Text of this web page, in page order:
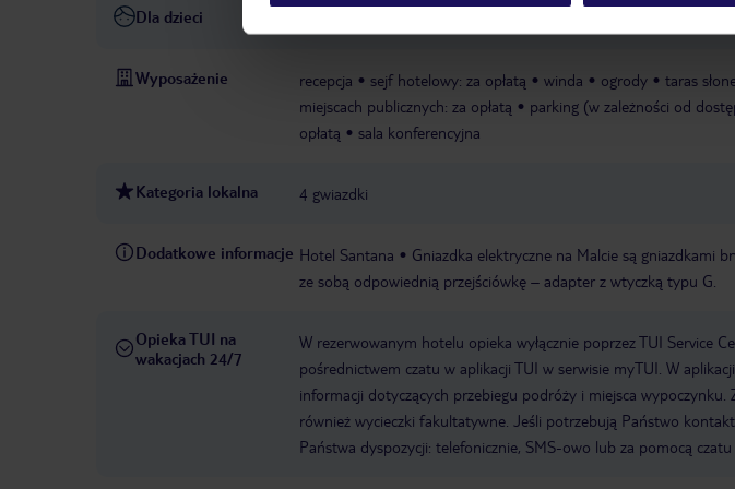
Dla dzieci
Wyposażenie recepcja sejf hotelowy: za opłatą winda ogrody taras
miejscach publicznych: za opłatą
parking (w zależności od
opłatą
sala konferencyjna
Kategoria lokalna 4 gwiazdki
Dodatkowe informacje Hotel Santana
Gniazdka elektryczne na Malcie są gniazdkami
ze sobą odpowiednią przejściówkę – adapter z wtyczką typu G.
Opieka TUI na
wakacjach 24/7
W rezerwowanym hotelu opieka wyłącznie poprzez TUI Service
pośrednictwem czatu w aplikacji TUI w serwisie myTUI. W
informacji dotyczących przebiegu podróży i miejsca
również wycieczki fakultatywne. Jeśli potrzebują Państwo
Państwa dyspozycji: telefonicznie, SMS-owo lub za pomocą czatu